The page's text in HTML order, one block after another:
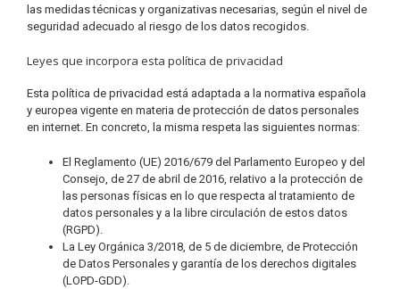
las medidas técnicas y organizativas necesarias, según el nivel de
seguridad adecuado al riesgo de los datos recogidos.
Leyes que incorpora esta política de privacidad
Esta política de privacidad está adaptada a la normativa española
y europea vigente en materia de protección de datos personales
en internet. En concreto, la misma respeta las siguientes normas:
El Reglamento (UE) 2016/679 del Parlamento Europeo y del
Consejo, de 27 de abril de 2016, relativo a la protección de
las personas físicas en lo que respecta al tratamiento de
datos personales y a la libre circulación de estos datos
(RGPD).
La Ley Orgánica 3/2018, de 5 de diciembre, de Protección
de Datos Personales y garantía de los derechos digitales
(LOPD-GDD).